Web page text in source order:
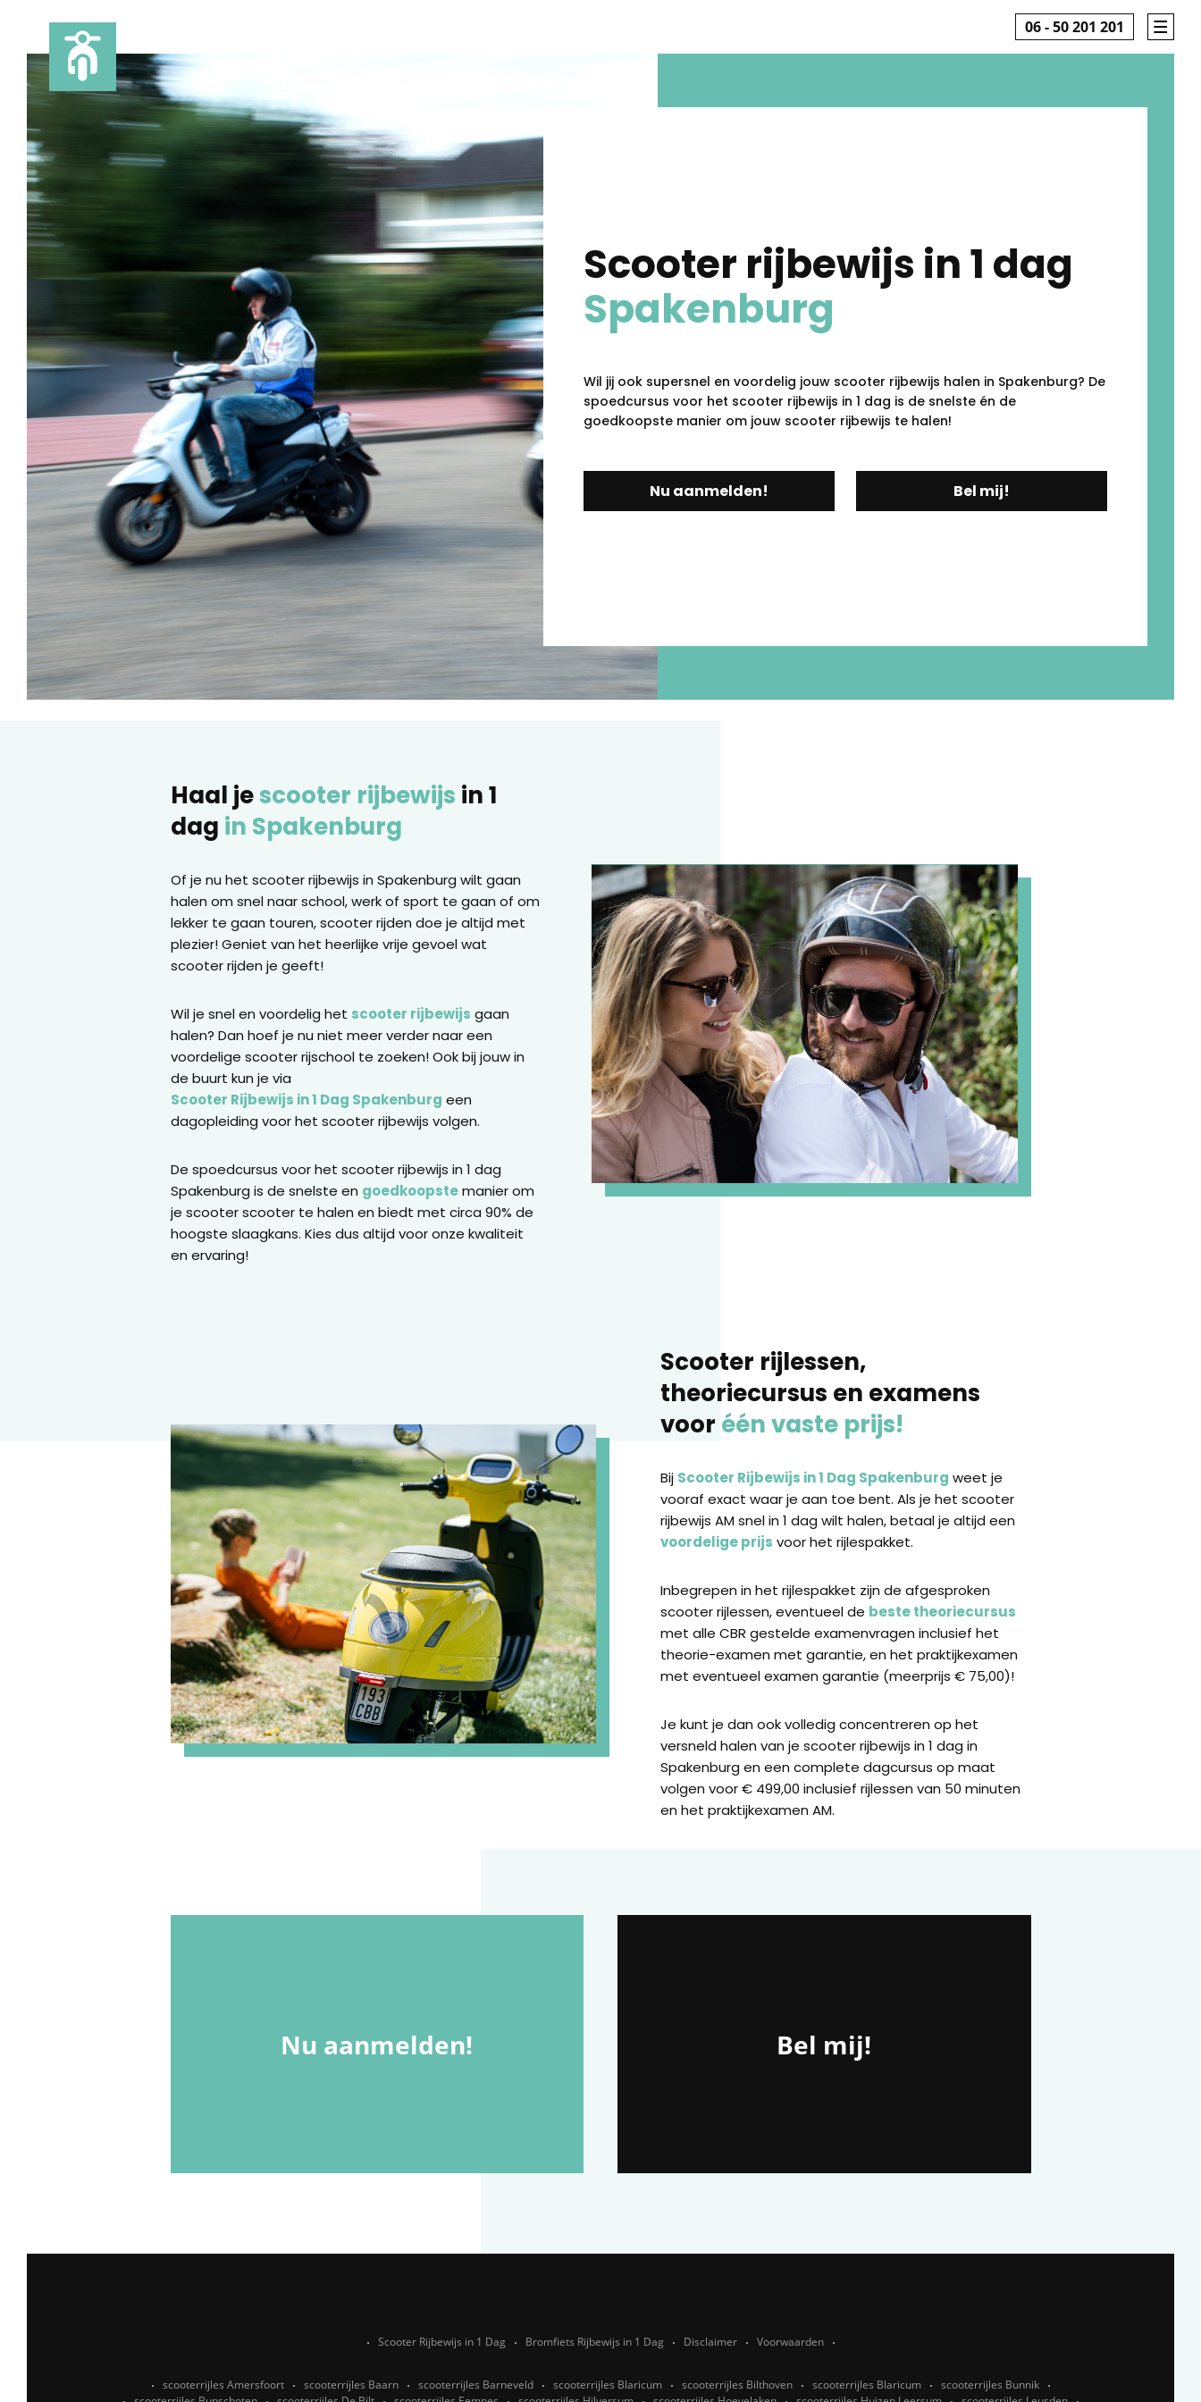
06 - 50 201 201
Scooter rijbewijs in 1 dag
Spakenburg
Wil jij ook supersnel en voordelig jouw scooter rijbewijs halen in Spakenburg? De
spoedcursus voor het scooter rijbewijs in 1 dag is de snelste én de
goedkoopste manier om jouw scooter rijbewijs te halen!
Nu aanmelden! Bel mij!
Haal jescooter rijbewijs in 1
dag in Spakenburg
Of je nu het scooter rijbewijs in Spakenburg wilt gaan
halen om snel naar school, werk of sport te gaan of om
lekker te gaan touren, scooter rijden doe je altijd met
plezier! Geniet van het heerlijke vrije gevoel wat
scooter rijden je geeft!
Wil je snel en voordelig het scooter rijbewijs gaan
halen? Dan hoef je nu niet meer verder naar een
voordelige scooter rijschool te zoeken! Ook bij jouw in
de buurt kun je via
Scooter Rijbewijs in 1 Dag Spakenburg een
dagopleiding voor het scooter rijbewijs volgen.
De spoedcursus voor het scooter rijbewijs in 1 dag
Spakenburg is de snelste en goedkoopstemanier om
je scooter scooter te halen en biedt met circa 90% de
hoogste slaagkans. Kies dus altijd voor onze kwaliteit
en ervaring!
Scooter rijlessen,
theoriecursus en examens
voor één vaste prijs!
Bij Scooter Rijbewijs in 1 Dag Spakenburg weet je
vooraf exact waar je aan toe bent. Als je het scooter
rijbewijs AM snel in 1 dag wilt halen, betaal je altijd een
voordelige prijs voor het rijlespakket.
Inbegrepen in het rijlespakket zijn de afgesproken
scooter rijlessen, eventueel de beste theoriecursus
met alle CBR gestelde examenvragen inclusief het
theorie-examen met garantie, en het praktijkexamen
met eventueel examen garantie (meerprijs € 75,00)!
Je kunt je dan ook volledig concentreren op het
versneld halen van je scooter rijbewijs in 1 dag in
Spakenburg en een complete dagcursus op maat
volgen voor € 499,00 inclusief rijlessen van 50 minuten
en het praktijkexamen AM.
Nu aanmelden! Bel mij!
Scooter Rijbewijs in 1 Dag Bromfiets Rijbewijs in 1 Dag Disclaimer Voorwaarden
scooterrijles Amersfoort scooterrijles Baarn scooterrijles Barneveld scooterrijles Blaricum scooterrijles Bilthoven scooterrijles Blaricum
scooterrijles Bunnik